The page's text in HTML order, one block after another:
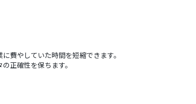
費やしていた時間を短縮できます。
正確性を保ちます。